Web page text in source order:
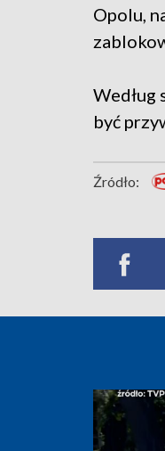
Opolu,
Według
być
Źródło: